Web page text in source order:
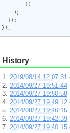
});
History
2019/08/14 12:07:31
2014/09/27 19:51:44
2014/09/27 19:50:58
2014/09/27 19:49:12
2014/09/27 19:46:15
2014/09/27 19:42:39
2014/09/27 19:40:15